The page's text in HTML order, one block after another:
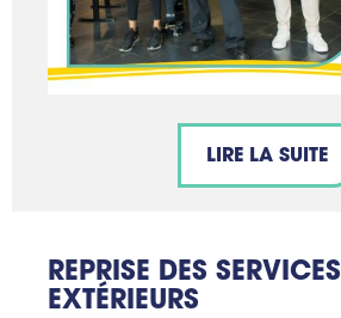
LIRE LA SUITE
REPRISE DES SERVICES
EXTÉRIEURS